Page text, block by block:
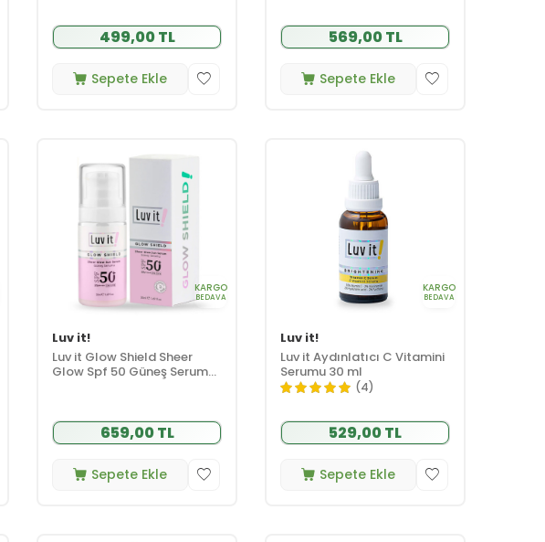
499,00 TL
Sepete Ekle
569,00 TL
Sepete Ekle
KARGO
BEDAVA
Luv it!
Luv it Glow Shield Sheer
Glow Spf 50 Güneş Serumu
659,00 TL
Sepete Ekle
KARGO
BEDAVA
Luv it!
Luv it Aydınlatıcı C Vitamini
Serumu 30 ml
(4)
529,00 TL
Sepete Ekle